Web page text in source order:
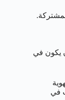
يكون في
في